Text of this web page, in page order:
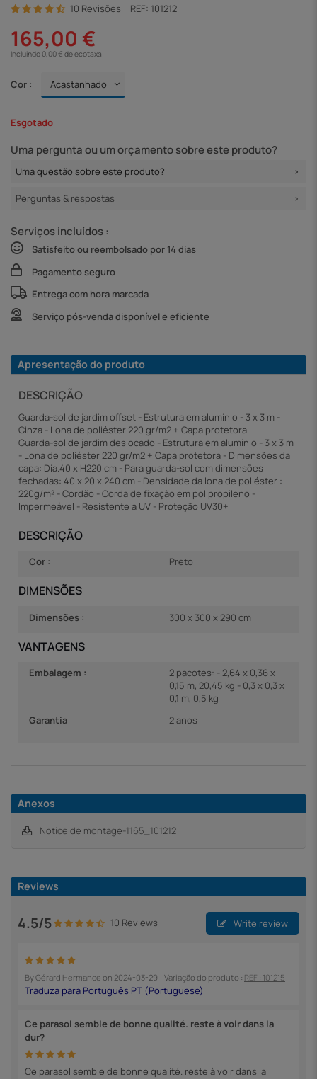
10 Revisões REF: 101212
165,00 €
Incluindo 0,00 € de ecotaxa
Cor :
Esgotado
Uma pergunta ou um orçamento sobre este produto?
Uma questão sobre este produto?
Perguntas & respostas
Serviços incluídos :
Satisfeito ou reembolsado por 14 dias
Pagamento seguro
Entrega com hora marcada
Serviço pós-venda disponível e eficiente
Apresentação do produto
DESCRIÇÃO
Guarda-sol de jardim offset - Estrutura em alumínio - 3 x 3 m -
Cinza - Lona de poliéster 220 gr/m2 + Capa protetora
Guarda-sol de jardim deslocado - Estrutura em alumínio - 3 x 3 m
- Lona de poliéster 220 gr/m2 + Capa protetora - Dimensões da
capa: Dia.40 x H220 cm - Para guarda-sol com dimensões
fechadas: 40 x 20 x 240 cm - Densidade da lona de poliéster :
220g/m² - Cordão - Corda de fixação em polipropileno -
Impermeável - Resistente a UV - Proteção UV30+
DESCRIÇÃO
Cor : Preto
DIMENSÕES
Dimensões : 300 x 300 x 290 cm
VANTAGENS
Embalagem :
2 pacotes: - 2,64 x 0,36 x
0,15 m, 20,45 kg - 0,3 x 0,3 x
0,1 m, 0,5 kg
Garantia
2 anos
Anexos
Notice de montage-1165_101212
Reviews
4.5/5 10 Reviews Write review
ByGérard Hermance on 2024-03-29 - Variação do produto : REF : 101215
Ce parasol semble de bonne qualité. reste à voir dans la
dur?
Ce parasol semble de bonne qualité. reste à voir dans la